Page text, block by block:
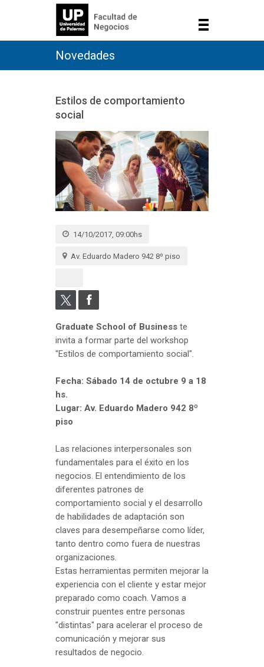
Novedades
Estilos de comportamiento
social
14/10/2017, 09:00hs
Av. Eduardo Madero 942 8º piso
Graduate School of Business te
invita a formar parte del workshop
"Estilos de comportamiento social".
Fecha: Sábado 14 de octubre 9 a 18
hs.
Lugar: Av. Eduardo Madero 942 8º
piso
Las relaciones interpersonales son
fundamentales para el éxito en los
negocios. El entendimiento de los
diferentes patrones de
comportamiento social y el desarrollo
de habilidades de adaptación son
claves para desempeñarse como líder,
tanto dentro como fuera de nuestras
organizaciones.
Estas herramientas permiten mejorar la
experiencia con el cliente y estar mejor
preparado como coach. Vamos a
construir puentes entre personas
"distintas" para acelerar el proceso de
comunicación y mejorar sus
resultados de negocio.